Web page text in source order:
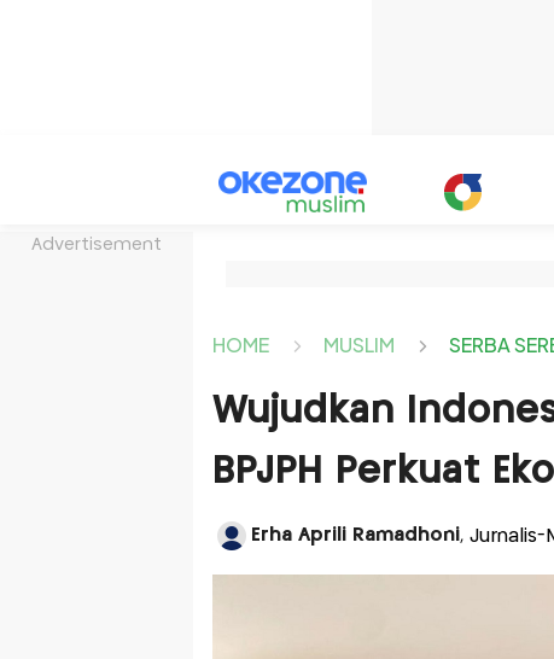
Advertisement
HOME MUSLIM SERBA
Wujudkan
BPJPH Perkuat
Erha Aprili Ramadhoni, Jurnalis-